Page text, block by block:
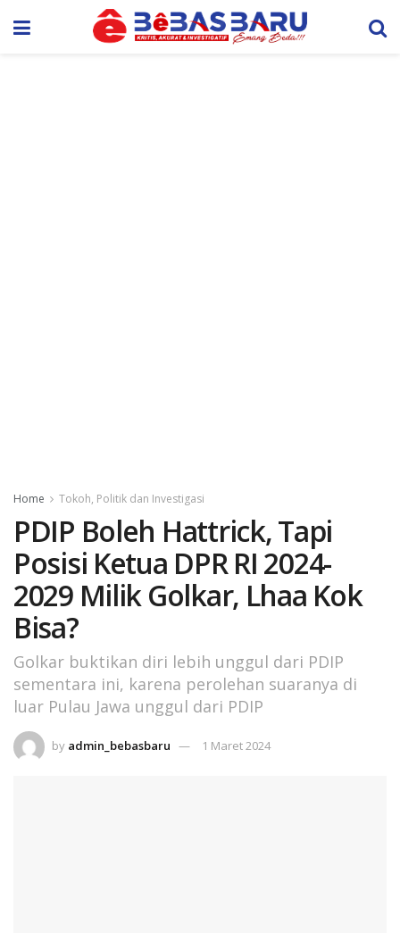
Home Tokoh, Politik dan Investigasi
PDIP Boleh Hattrick, Tapi
Posisi Ketua DPR RI 2024-
2029 Milik Golkar, Lhaa Kok
Bisa?
Golkar buktikan diri lebih unggul dari PDIP
sementara ini, karena perolehan suaranya di
luar Pulau Jawa unggul dari PDIP
by admin_bebasbaru 1 Maret 2024